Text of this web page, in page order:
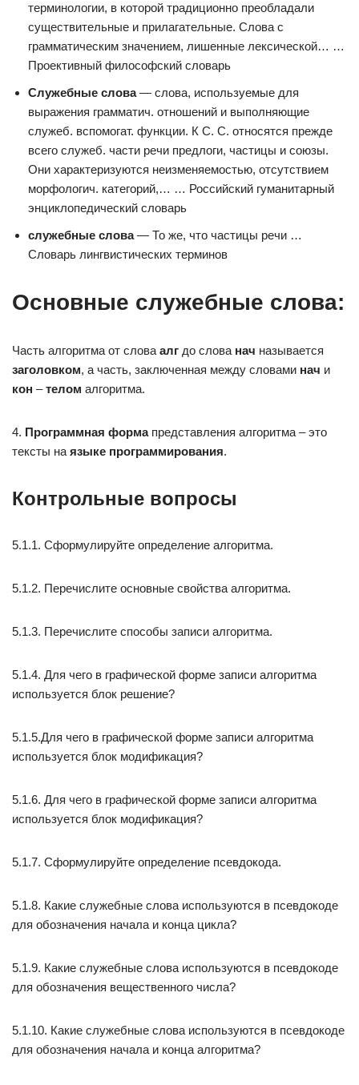
терминологии, в которой традиционно преобладали
существительные и прилагательные. Слова с
грамматическим значением, лишенные лексической… …
Проективный философский словарь
Служебные слова— слова, используемые для
выражения грамматич. отношений и выполняющие
служеб. вспомогат. функции. К С. С. относятся прежде
всего служеб. части речи предлоги, частицы и союзы.
Они характеризуются неизменяемостью, отсутствием
морфологич. категорий,… … Российский гуманитарный
энциклопедический словарь
служебные слова— То же, что частицы речи …
Словарь лингвистических терминов
Основные служебные слова:
Часть алгоритма от слова алг до слова нач называется
заголовком, а часть, заключенная между словами нач и
кон –телом алгоритма.
4. Программная формапредставления алгоритма – это
тексты на языке программирования.
Контрольные вопросы
5.1.1. Сформулируйте определение алгоритма.
5.1.2. Перечислите основные свойства алгоритма.
5.1.3. Перечислите способы записи алгоритма.
5.1.4. Для чего в графической форме записи алгоритма
используется блок решение?
5.1.5.Для чего в графической форме записи алгоритма
используется блок модификация?
5.1.6. Для чего в графической форме записи алгоритма
используется блок модификация?
5.1.7. Сформулируйте определение псевдокода.
5.1.8. Какие служебные слова используются в псевдокоде
для обозначения начала и конца цикла?
5.1.9. Какие служебные слова используются в псевдокоде
для обозначения вещественного числа?
5.1.10. Какие служебные слова используются в псевдокоде
для обозначения начала и конца алгоритма?